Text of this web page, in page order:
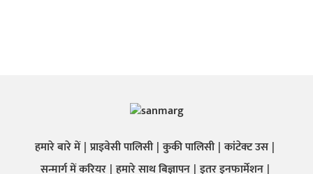
हमारे बारे में प्राइवेसी पालिसी कुकी पालिसी कांटेक्ट उस
सन्मार्ग में करियर हमारे साथ बिज्ञापन इतर इनफार्मेशन